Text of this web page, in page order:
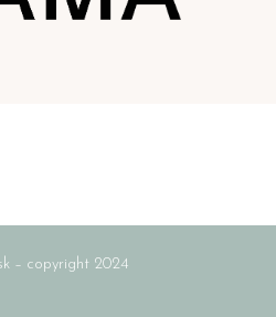
– copyright 2024